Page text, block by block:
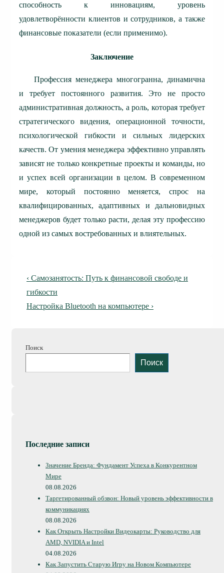
способность к инновациям, уровень
удовлетворённости клиентов и сотрудников, а также
финансовые показатели (если применимо).
Заключение
Профессия менеджера многогранна, динамична
и требует постоянного развития. Это не просто
административная должность, а роль, которая требует
стратегического видения, операционной точности,
психологической гибкости и сильных лидерских
качеств. От умения менеджера эффективно управлять
зависят не только конкретные проекты и команды, но
и успех всей организации в целом. В современном
мире, который постоянно меняется, спрос на
квалифицированных, адаптивных и дальновидных
менеджеров будет только расти, делая эту профессию
одной из самых востребованных и влиятельных.
Навигация
по
записям
Предыдущая
запись
‹ Самозанятость: Путь к финансовой свободе и
гибкости
Следующая
Настройка Bluetooth на компьютере ›
Поиск
Поиск
Последние записи
Значение Бренда: Фундамент Успеха в Конкурентном
Мире
08.08.2026
Таргетированный обзвон: Новый уровень эффективности в
коммуникациях
08.08.2026
Как Открыть Настройки Видеокарты: Руководство для
AMD, NVIDIA и Intel
04.08.2026
Как Запустить Старую Игру на Новом Компьютере